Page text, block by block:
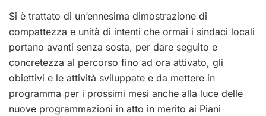
Si è trattato di un’ennesima dimostrazione di
compattezza e unità di intenti che ormai i sindaci locali
portano avanti senza sosta, per dare seguito e
concretezza al percorso fino ad ora attivato, gli
obiettivi e le attività sviluppate e da mettere in
programma per i prossimi mesi anche alla luce delle
nuove programmazioni in atto in merito ai Piani